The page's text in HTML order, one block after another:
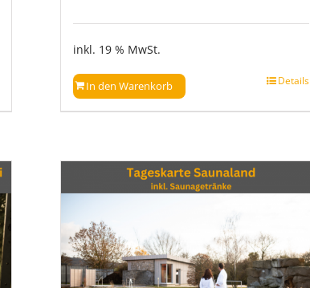
inkl. 19 % MwSt.
In den Warenkorb Details